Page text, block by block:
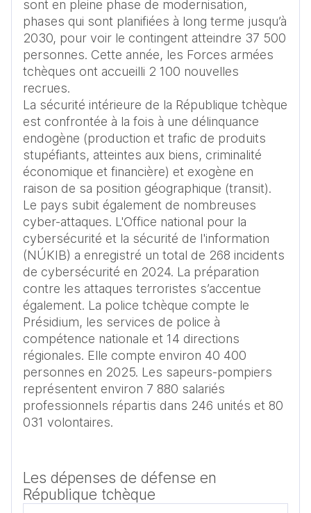
sont en pleine phase de modernisation,
phases qui sont planifiées à long terme jusqu’à
2030, pour voir le contingent atteindre 37 500
personnes. Cette année, les Forces armées
tchèques ont accueilli 2 100 nouvelles
recrues.
La sécurité intérieure de la République tchèque
est confrontée à la fois à une délinquance
endogène (production et trafic de produits
stupéfiants, atteintes aux biens, criminalité
économique et financière) et exogène en
raison de sa position géographique (transit).
Le pays subit également de nombreuses
cyber-attaques. L'Office national pour la
cybersécurité et la sécurité de l'information
(NÚKIB) a enregistré un total de 268 incidents
de cybersécurité en 2024. La préparation
contre les attaques terroristes s’accentue
également. La police tchèque compte le
Présidium, les services de police à
compétence nationale et 14 directions
régionales. Elle compte environ 40 400
personnes en 2025. Les sapeurs-pompiers
représentent environ 7 880 salariés
professionnels répartis dans 246 unités et 80
031 volontaires.
Les dépenses de défense en
République tchèque